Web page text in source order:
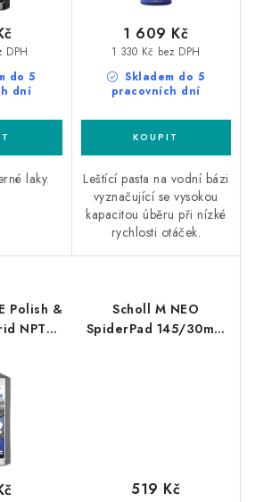
do 5
dní
DPH
laky.
Skladem do 5
pracovních dní
1 330 Kč bez DPH
1 609 Kč
Leštící pasta na vodní bázi
vyznačující se vysokou
kapacitou úběru při nízké
rychlosti otáček.
Polish &
NPT
Scholl M NEO
SpiderPad 145/30mm
519 Kč